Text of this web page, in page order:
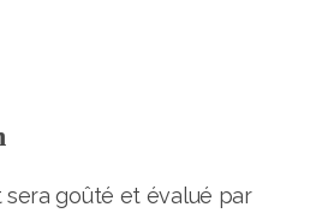
sera goûté et évalué par